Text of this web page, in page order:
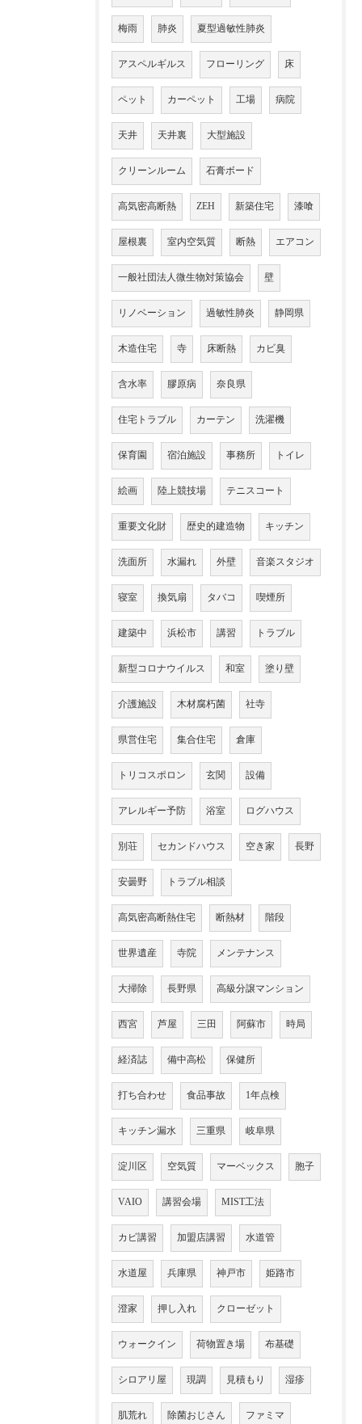
梅雨 肺炎 夏型過敏性肺炎
アスペルギルス フローリング 床
ペット カーペット 工場 病院
天井 天井裏 大型施設
クリーンルーム 石膏ボード
高気密高断熱 ZEH 新築住宅 漆喰
屋根裏 室内空気質 断熱 エアコン
一般社団法人微生物対策協会 壁
リノベーション 過敏性肺炎 静岡県
木造住宅 寺 床断熱 カビ臭
含水率 膠原病 奈良県
住宅トラブル カーテン 洗濯機
保育園 宿泊施設 事務所 トイレ
絵画 陸上競技場 テニスコート
重要文化財 歴史的建造物 キッチン
洗面所 水漏れ 外壁 音楽スタジオ
寝室 換気扇 タバコ 喫煙所
建築中 浜松市 講習 トラブル
新型コロナウイルス 和室 塗り壁
介護施設 木材腐朽菌 社寺
県営住宅 集合住宅 倉庫
トリコスポロン 玄関 設備
アレルギー予防 浴室 ログハウス
別荘 セカンドハウス 空き家 長野
安曇野 トラブル相談
高気密高断熱住宅 断熱材 階段
世界遺産 寺院 メンテナンス
大掃除 長野県 高級分譲マンション
西宮 芦屋 三田 阿蘇市 時局
経済誌 備中高松 保健所
打ち合わせ 食品事故 1年点検
キッチン漏水 三重県 岐阜県
淀川区 空気質 マーベックス 胞子
VAIO 講習会場 MIST工法
カビ講習 加盟店講習 水道管
水道屋 兵庫県 神戸市 姫路市
澄家 押し入れ クローゼット
ウォークイン 荷物置き場 布基礎
シロアリ屋 現調 見積もり 湿疹
肌荒れ 除菌おじさん ファミマ